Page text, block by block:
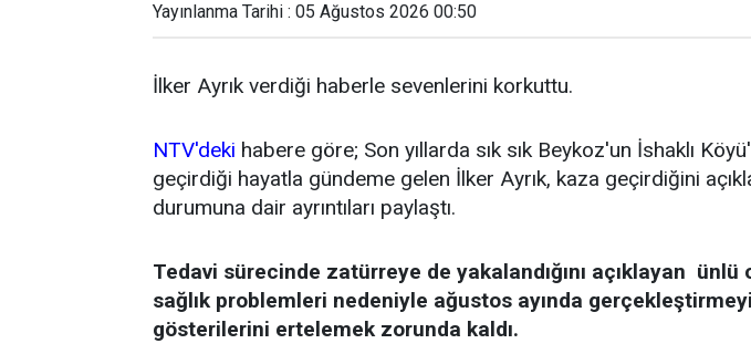
Yayınlanma Tarihi : 05 Ağustos 2026 00:50
İlker Ayrık verdiği haberle sevenlerini korkuttu.
NTV'deki habere göre; Son yıllarda sık sık Beykoz'un İshaklı
geçirdiği hayatla gündeme gelen İlker Ayrık, kaza geçirdiğini
durumuna dair ayrıntıları paylaştı.
Tedavi sürecinde zatürreye de yakalandığını açıklayan ünlü
sağlık problemleri nedeniyle ağustos ayında gerçekleştirmeyi
gösterilerini ertelemek zorunda kaldı.